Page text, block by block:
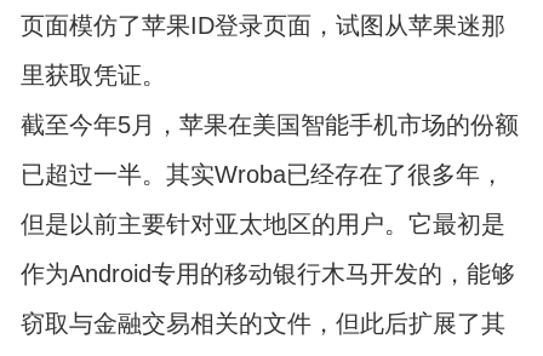
页面模仿了苹果ID登录页面，试图从苹果迷那
里获取凭证。
截至今年5月，苹果在美国智能手机市场的份额
已超过一半。其实Wroba已经存在了很多年，
但是以前主要针对亚太地区的用户。它最初是
作为Android专用的移动银行木马开发的，能够
窃取与金融交易相关的文件，但此后扩展了其